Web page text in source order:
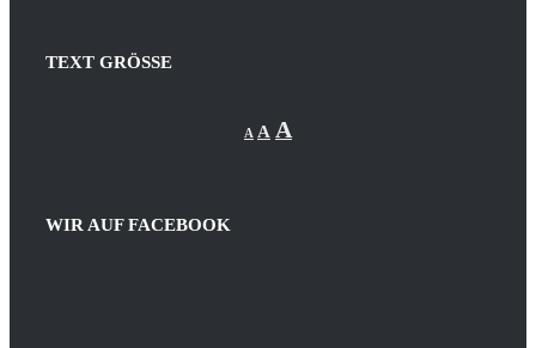
TEXT GRÖSSE
A
font
A Reset
A
WIR AUF FACEBOOK